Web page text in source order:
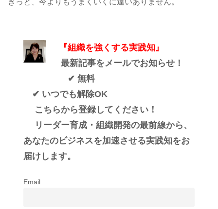
きっと、今よりもうまくいくに違いありません。
『組織を強くする実践知』
最新記事をメールでお知らせ！
✔ 無料
✔ いつでも解除OK
こちらから登録してください！
リーダー育成・組織開発の最前線から、
あなたのビジネスを加速させる実践知をお
届けします。
Email